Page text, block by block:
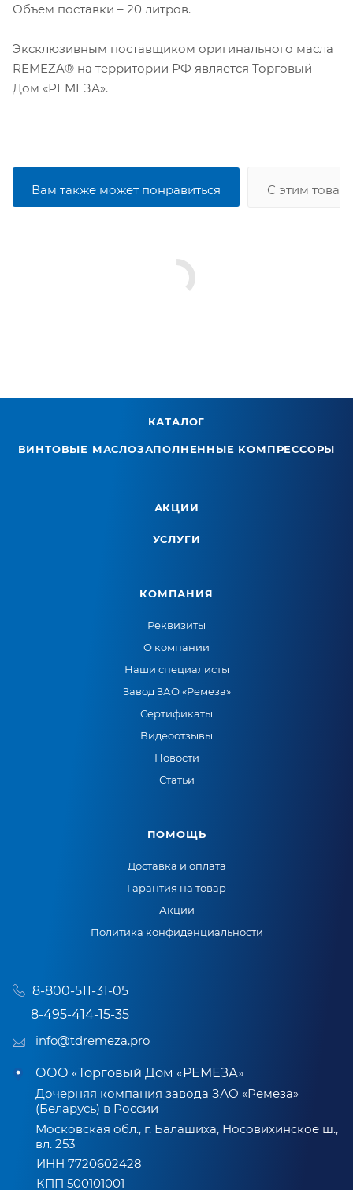
Объем поставки – 20 литров.
Эксклюзивным поставщиком оригинального масла
REMEZA® на территории РФ является Торговый
Дом «РЕМЕЗА».
Вам также может понравиться С этим
КАТАЛОГ
ВИНТОВЫЕ МАСЛОЗАПОЛНЕННЫЕ КОМПРЕССОРЫ
АКЦИИ
УСЛУГИ
КОМПАНИЯ
Реквизиты
О компании
Наши специалисты
Завод ЗАО «Ремеза»
Сертификаты
Видеоотзывы
Новости
Статьи
ПОМОЩЬ
Доставка и оплата
Гарантия на товар
Акции
Политика конфиденциальности
8-800-511-31-05
8-495-414-15-35
info@tdremeza.pro
ООО «Торговый Дом «РЕМЕЗА»
Дочерняя компания завода ЗАО «Ремеза»
(Беларусь) в России
Московская обл., г. Балашиха, Носовихинское ш.,
вл. 253
ИНН 7720602428
КПП 500101001